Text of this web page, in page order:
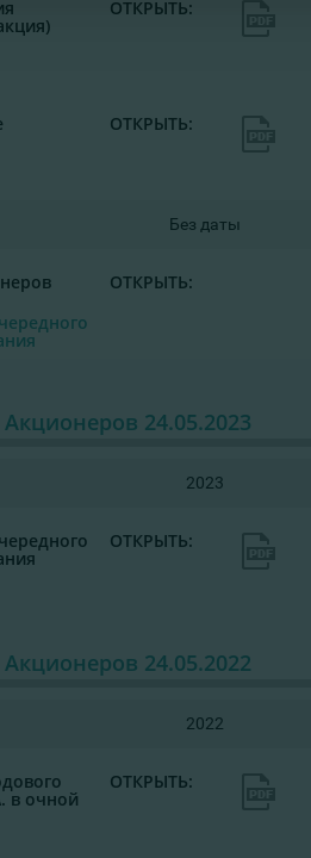
ОТКРЫТЬ:
ОТКРЫТЬ:
Без даты
ОТКРЫТЬ:
24.05.2023
2023
ОТКРЫТЬ:
24.05.2022
2022
в очной
ОТКРЫТЬ: